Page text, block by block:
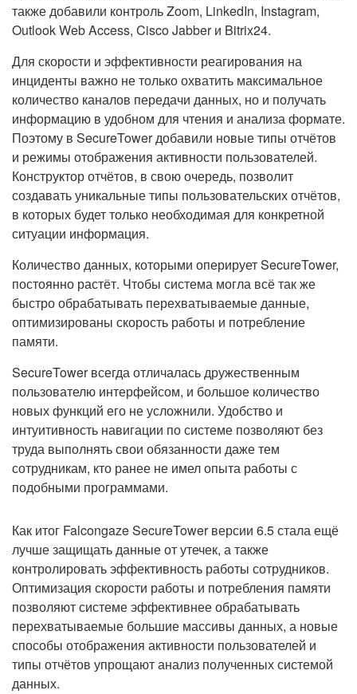
также добавили контроль Zoom, LinkedIn, Instagram,
Outlook Web Access, Cisco Jabber и Bitrix24.
Для скорости и эффективности реагирования на
инциденты важно не только охватить максимальное
количество каналов передачи данных, но и получать
информацию в удобном для чтения и анализа формате.
Поэтому в SecureTower добавили новые типы отчётов
и режимы отображения активности пользователей.
Конструктор отчётов, в свою очередь, позволит
создавать уникальные типы пользовательских отчётов,
в которых будет только необходимая для конкретной
ситуации информация.
Количество данных, которыми оперирует SecureTower,
постоянно растёт. Чтобы система могла всё так же
быстро обрабатывать перехватываемые данные,
оптимизированы скорость работы и потребление
памяти.
SecureTower всегда отличалась дружественным
пользователю интерфейсом, и большое количество
новых функций его не усложнили. Удобство и
интуитивность навигации по системе позволяют без
труда выполнять свои обязанности даже тем
сотрудникам, кто ранее не имел опыта работы с
подобными программами.
Как итог Falcongaze SecureTower версии 6.5 стала ещё
лучше защищать данные от утечек, а также
контролировать эффективность работы сотрудников.
Оптимизация скорости работы и потребления памяти
позволяют системе эффективнее обрабатывать
перехватываемые большие массивы данных, а новые
способы отображения активности пользователей и
типы отчётов упрощают анализ полученных системой
данных.